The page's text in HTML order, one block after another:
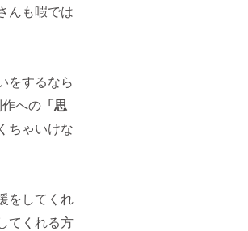
んも暇では
をするなら
への 「思
ちゃいけな
をしてくれ
てくれる方